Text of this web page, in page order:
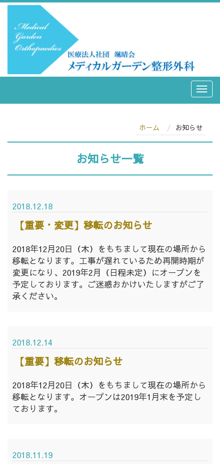
ホーム お知らせ
お知らせ一覧
2018.12.18
【重要・変更】移転のお知らせ
2018年12月20日（木）をもちまして現在の場所から
移転となります。工事が遅れているため再開時期が
変更になり、2019年2月（日程未定）にオープンを
予定しております。ご迷惑おかけいたしますがご了
承ください。
2018.12.14
【重要】移転のお知らせ
2018年12月20日（木）をもちまして現在の場所から
移転となります。オープンは2019年1月末を予定し
ております。
2018.11.19